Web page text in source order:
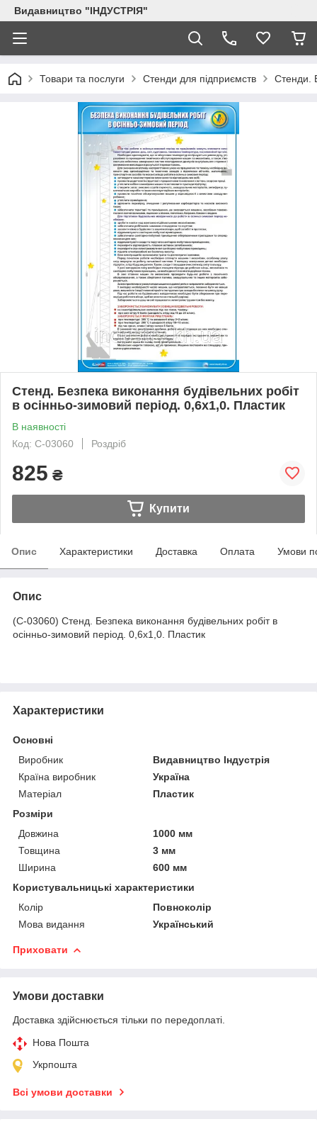
Видавництво "ІНДУСТРІЯ"
Товари та послуги Стенди для підприємств Стенди.
Стенд. Безпека виконання будівельних робіт
в осінньо-зимовий період. 0,6х1,0. Пластик
В наявності
Код: С-03060
Роздріб
825 ₴
Купити
Опис Характеристики Доставка Оплата Умови
Опис
(С-03060) Стенд. Безпека виконання будівельних робіт в
осінньо-зимовий період. 0,6х1,0. Пластик
Характеристики
Основні
Виробник
Видавництво Індустрія
Країна виробник
Україна
Матеріал
Пластик
Розміри
Довжина
1000 мм
Товщина
3 мм
Ширина
600 мм
Користувальницькі характеристики
Колір
Повноколір
Мова видання
Український
Приховати
Умови доставки
Доставка здійснюється тільки по передоплаті.
Нова Пошта
Укрпошта
Всі умови доставки